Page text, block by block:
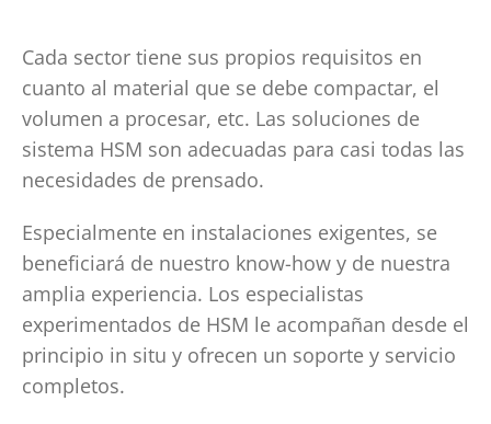
Cada sector tiene sus propios requisitos en
cuanto al material que se debe compactar, el
volumen a procesar, etc. Las soluciones de
sistema HSM son adecuadas para casi todas las
necesidades de prensado.
Especialmente en instalaciones exigentes, se
beneficiará de nuestro know-how y de nuestra
amplia experiencia. Los especialistas
experimentados de HSM le acompañan desde el
principio in situ y ofrecen un soporte y servicio
completos.